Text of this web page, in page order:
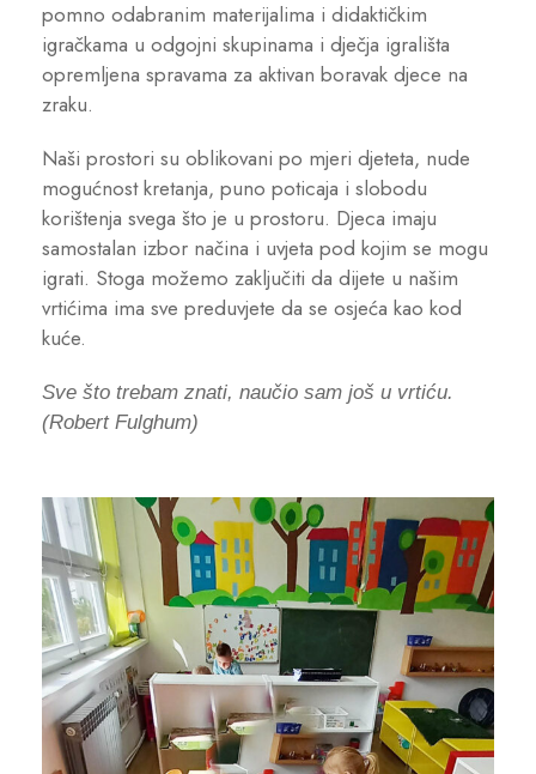
pomno odabranim materijalima i didaktičkim
igračkama u odgojni skupinama i dječja igrališta
opremljena spravama za aktivan boravak djece na
zraku.
Naši prostori su oblikovani po mjeri djeteta, nude
mogućnost kretanja, puno poticaja i slobodu
korištenja svega što je u prostoru. Djeca imaju
samostalan izbor načina i uvjeta pod kojim se mogu
igrati. Stoga možemo zaključiti da dijete u našim
vrtićima ima sve preduvjete da se osjeća kao kod
kuće.
Sve što trebam znati, naučio sam još u vrtiću.
(Robert Fulghum)